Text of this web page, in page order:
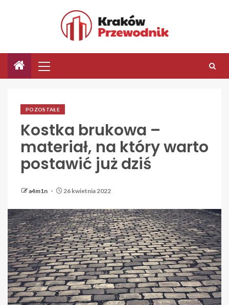
POZOSTAŁE
Kostka brukowa –
materiał, na który warto
postawić już dziś
a4m1n 26 kwietnia 2022